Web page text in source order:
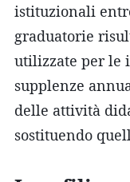
istituzionali
graduatorie
utilizzate per le
supplenze
delle attività
sostituendo